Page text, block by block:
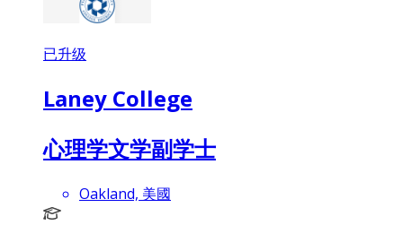
已升级
Laney College
心理学文学副学士
Oakland, 美國